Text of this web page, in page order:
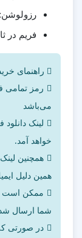
رزولوشن:
فریم در
راهنمای
می‌باشد
لینک
خواهد آمد.
همچنین
همین دلیل
شما ارسال
در صورتی